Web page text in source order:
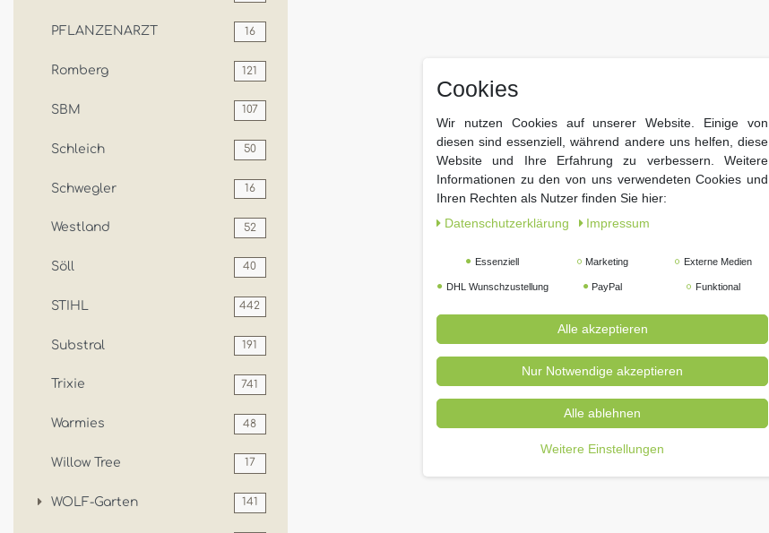
PFLANZENARZT 16
Romberg 121
SBM 107
Schleich 50
Schwegler 16
Westland 52
Söll 40
STIHL 442
Substral 191
Trixie 741
Warmies 48
Willow Tree 17
WOLF-Garten 141
Cookies
Wir nutzen Cookies auf unserer Website. Einige von
diesen sind essenziell, während andere uns helfen, diese
Website und Ihre Erfahrung zu verbessern. Weitere
Informationen zu den von uns verwendeten Cookies und
Ihren Rechten als Nutzer finden Sie hier:
Daten­schutz­erklärung
Impressum
Essenziell Marketing Externe Medien
DHL Wunschzustellung PayPal Funktional
Alle akzeptieren
Nur Notwendige akzeptieren
Alle ablehnen
Weitere Einstellungen